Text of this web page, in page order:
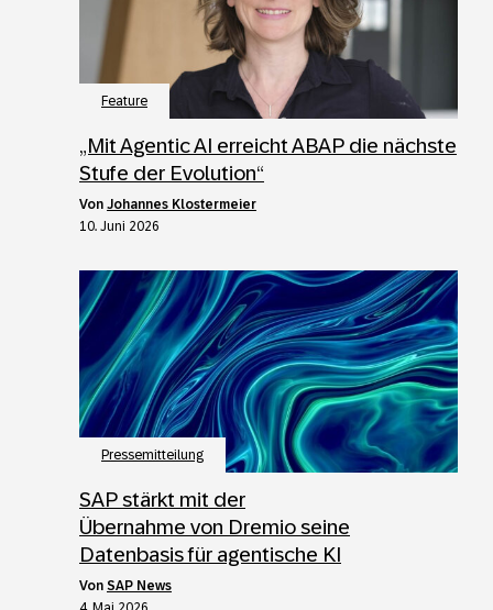
Feature
„Mit Agentic AI erreicht ABAP die nächste
Stufe der Evolution“
von Johannes Klostermeier
10. Juni 2026
Pressemitteilung
SAP stärkt mit der
Übernahme von Dremio seine
Datenbasis für agentische KI
von SAP News